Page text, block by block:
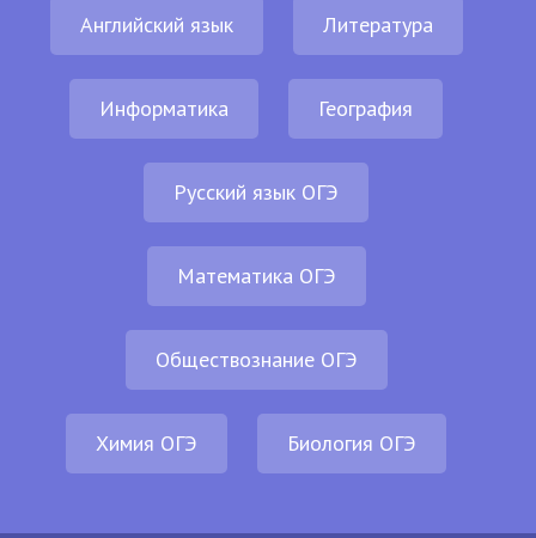
Английский язык Литература
Информатика География
Русский язык ОГЭ
Математика ОГЭ
Обществознание ОГЭ
Химия ОГЭ Биология ОГЭ